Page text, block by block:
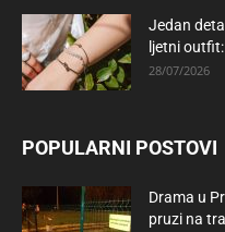
Jedan
ljetni
28/07/2026
POPULARNI POSTOVI
Drama u
pruzi na